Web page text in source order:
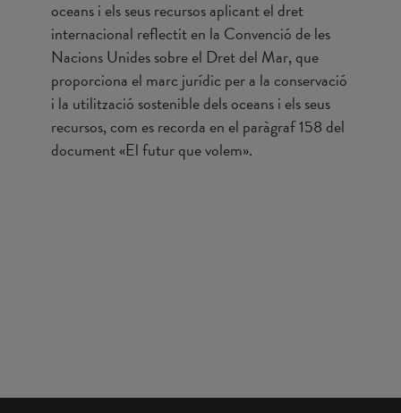
oceans i els seus recursos aplicant el dret
internacional reflectit en la Convenció de les
Nacions Unides sobre el Dret del Mar, que
proporciona el marc jurídic per a la conservació
i la utilització sostenible dels oceans i els seus
recursos, com es recorda en el paràgraf 158 del
document «El futur que volem».